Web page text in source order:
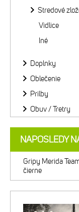
Stredové
Vidlice
Iné
Doplnky
Oblečenie
Prilby
Obuv / Tretry
NAPOSLEDY
Gripy Merida
čierne